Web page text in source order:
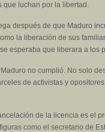
que luchan por la libertad.
después de que Maduro
la liberación de sus
esperaba que liberara a
no cumplió. No solo
de activistas y
de la licencia es el
como el secretario de